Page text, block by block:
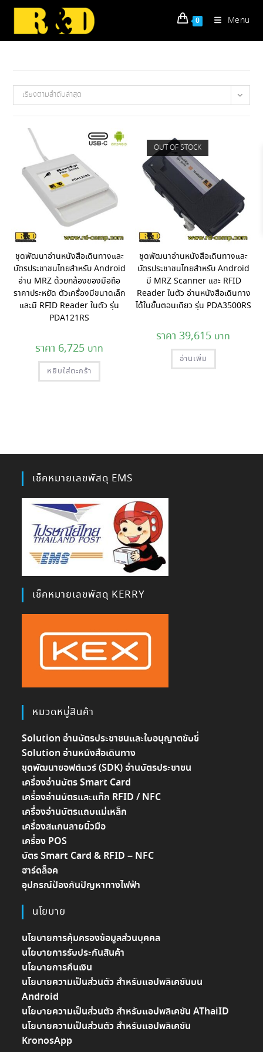
Skip
content
0 Menu
เรียงตามลำดับล่าสุด
ชุดพัฒนาอ่านหนังสือเดินทางและ
บัตรประชาชนไทยสำหรับ Android
อ่าน MRZ ด้วยกล้องของมือถือ
ราคาประหยัด ตัวเครื่องมีขนาดเล็ก
และมี RFID Reader ในตัว รุ่น
PDA121RS
6,725
หยิบใส่ตะกร้า
OUT OF STOCK
ชุดพัฒนาอ่านหนังสือเดินทางและ
บัตรประชาชนไทยสำหรับ Android
มี MRZ Scanner และ RFID
Reader ในตัว อ่านหนังสือเดินทาง
ได้ในขั้นตอนเดียว รุ่น PDA3500RS
39,615
อ่านเพิ่ม
เช็คหมายเลขพัสดุ EMS
เช็คหมายเลขพัสดุ KERRY
หมวดหมู่สินค้า
Solution อ่านบัตรประชาชนและใบอนุญาตขับขี่
Solution อ่านหนังสือเดินทาง
ชุดพัฒนาซอฟต์แวร์ (SDK) อ่านบัตรประชาชน
เครื่องอ่านบัตร Smart Card
เครื่องอ่านบัตรและแท็ก RFID / NFC
เครื่องอ่านบัตรแถบแม่เหล็ก
เครื่องสแกนลายนิ้วมือ
เครื่อง POS
บัตร Smart Card & RFID – NFC
ฮาร์ดล็อค
อุปกรณ์ป้องกันปัญหาทางไฟฟ้า
นโยบาย
นโยบายการคุ้มครองข้อมูลส่วนบุคคล
นโยบายการรับประกันสินค้า
นโยบายการคืนเงิน
นโยบายความเป็นส่วนตัว สำหรับแอปพลิเคชันบน
Android
นโยบายความเป็นส่วนตัว สำหรับแอปพลิเคชัน AThaiID
นโยบายความเป็นส่วนตัว สำหรับแอปพลิเคชัน
KronosApp